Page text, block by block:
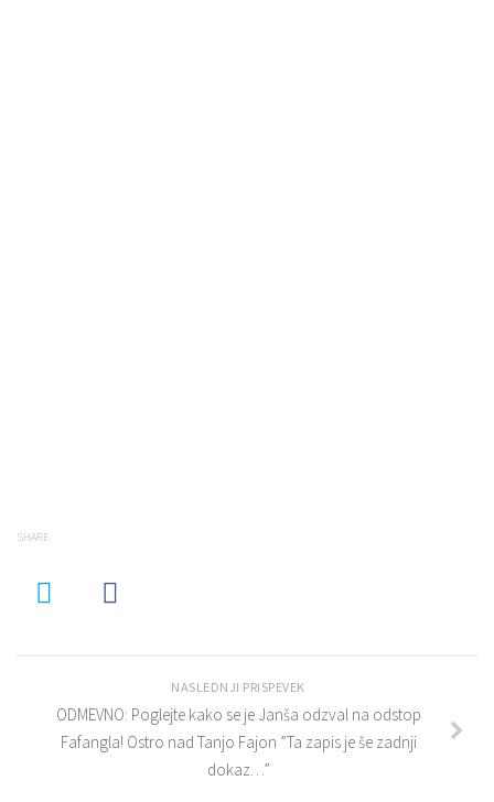
SHARE
NASLEDNJI PRISPEVEK
ODMEVNO: Poglejte kako se je Janša odzval na odstop
Fafangla! Ostro nad Tanjo Fajon ”Ta zapis je še zadnji
dokaz…”